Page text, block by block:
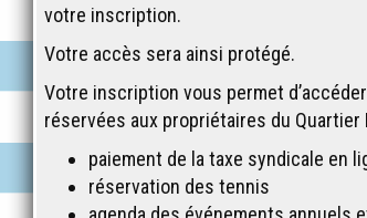
votre inscription.
Votre accès sera ainsi protégé.
Votre inscription vous permet
réservées aux propriétaires du
paiement de la taxe syndicale en
réservation des tennis